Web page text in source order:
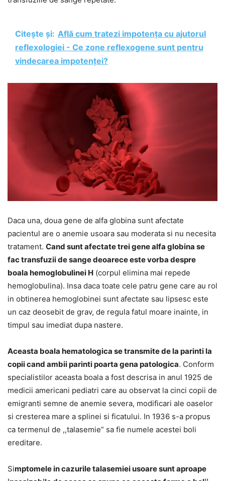
Citește și: Află cum tratezi impotența cu ajutorul
reflexologiei - Ce zone reflexogene sunt pentru
vindecarea impotenței?
Daca una, doua gene de alfa globina sunt afectate
pacientul are o anemie usoara sau moderata si nu necesita
tratament. Cand sunt afectate trei gene alfa globina se
fac transfuzii de sange deoarece este vorba despre
boala hemoglobulinei H (corpul elimina mai repede
hemoglobulina). Insa daca toate cele patru gene care au rol
in obtinerea hemoglobinei sunt afectate sau lipsesc este
un caz deosebit de grav, de regula fatul moare inainte, in
timpul sau imediat dupa nastere.
Aceasta boala hematologica se transmite de la parinti la
copii cand ambii parinti poarta gena patologica. Conform
specialistilor aceasta boala a fost descrisa in anul 1925 de
medicii americani pediatri care au observat la cinci copii de
emigranti semne de anemie severa, modificari ale oaselor
si cresterea mare a splinei si ficatului. In 1936 s-a propus
ca termenul de ,,talasemie” sa fie numele acestei boli
ereditare.
Simptomele in cazurile talasemiei usoare sunt aproape